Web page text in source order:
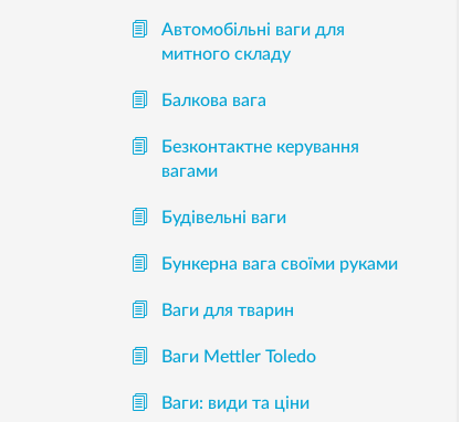
Автомобільні ваги для
митного складу
Балкова вага
Безконтактне керування
вагами
Будівельні ваги
Бункерна вага своїми руками
Ваги для тварин
Ваги Mettler Toledo
Ваги: види та ціни